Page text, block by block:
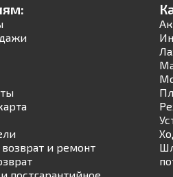
возврат и ремонт